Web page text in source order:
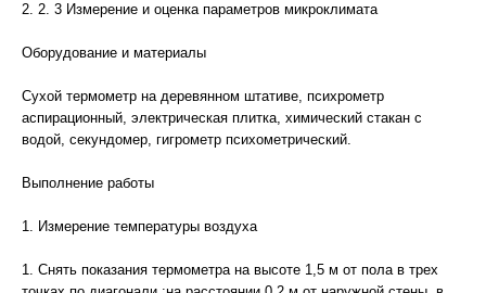
2. 2. 3 Измерение и оценка параметров микроклимата
Оборудование и материалы
Сухой термометр на деревянном штативе, психрометр
аспирационный, электрическая плитка, химический стакан с
водой, секундомер, гигрометр психометрический.
Выполнение работы
1. Измерение температуры воздуха
1. Снять показания термометра на высоте 1,5 м от пола в трех